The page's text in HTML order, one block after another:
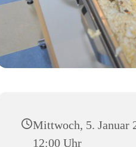
Mittwoch, 5. Januar
12:00 Uhr